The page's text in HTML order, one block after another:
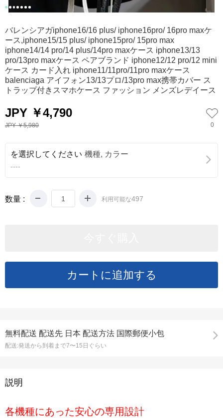
56
バレンシアガiphone16/16 plus/ iphone16pro/ 16pro maxケ
ース,iphone15/15 plus/ iphone15pro/ 15pro max
iphone14/14 pro/14 plus/14pro maxケース​​​​​​​ iphone13/13
pro/13pro maxケース ペアブランド iphone12/12 pro/12 mini
ケース カード入れ iphone11/11pro/11pro maxケース
balenciaga アイフォン13/13プロ/13pro max携帯カバー ス
トラップ付きスマホケース ファッション メンズレデイース
JPY ￥4,790
JPY ￥5,980 0
を選択してください 機種, カラー
----
数量 : 利用可能な497
無料配送 配送先 日本 配送方法 国際郵便小包
配送:発送から到着まで7〜15日ぐらい
説明
各機種にあった安心の専用設計